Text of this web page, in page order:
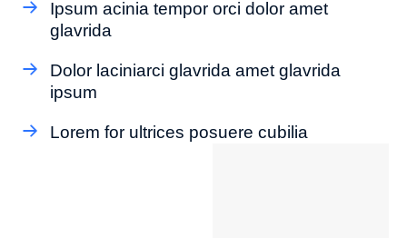
Ipsum acinia tempor orci dolor amet
glavrida
Dolor laciniarci glavrida amet glavrida
ipsum
Lorem for ultrices posuere cubilia